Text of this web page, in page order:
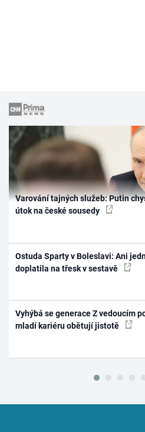
Varování tajných služeb: Putin
útok na české sousedy
Ostuda Sparty v Boleslavi: Ani
doplatila na třesk v sestavě
Vyhýbá se generace Z vedoucím
mladí kariéru obětují jistotě